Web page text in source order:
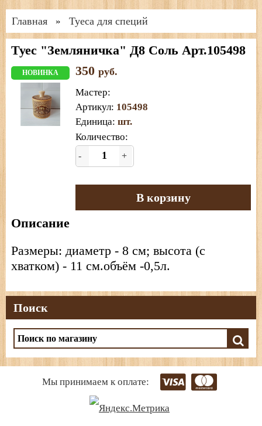
Главная » Туеса для специй
Туес "Земляничка" Д8 Соль Арт.105498
НОВИНКА 350 руб.
Мастер:
Артикул: 105498
Единица: шт.
Количество:
- +
В корзину
Описание
Размеры: диаметр - 8 см; высота (с
хватком) - 11 см.объём -0,5л.
Поиск
Мы принимаем к оплате: